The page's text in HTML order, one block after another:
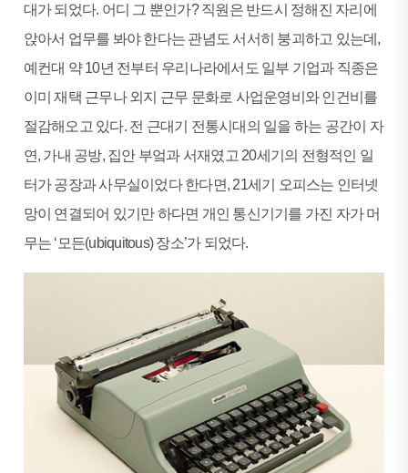
대가 되었다. 어디 그 뿐인가? 직원은 반드시 정해진 자리에
앉아서 업무를 봐야 한다는 관념도 서서히 붕괴하고 있는데,
예컨대 약 10년 전부터 우리나라에서도 일부 기업과 직종은
이미 재택 근무나 외지 근무 문화로 사업운영비와 인건비를
절감해오고 있다. 전 근대기 전통시대의 일을 하는 공간이 자
연, 가내 공방, 집안 부엌과 서재였고 20세기의 전형적인 일
터가 공장과 사무실이었다 한다면, 21세기 오피스는 인터넷
망이 연결되어 있기만 하다면 개인 통신기기를 가진 자가 머
무는 ‘모든(ubiquitous) 장소’가 되었다.